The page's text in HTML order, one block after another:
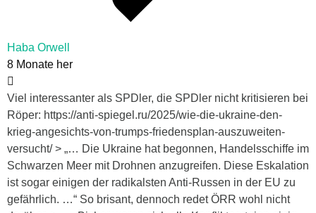
Haba Orwell
8 Monate her
Viel interessanter als SPDler, die SPDler nicht kritisieren bei
Röper: https://anti-spiegel.ru/2025/wie-die-ukraine-den-
krieg-angesichts-von-trumps-friedensplan-auszuweiten-
versucht/ > „… Die Ukraine hat begonnen, Handelsschiffe im
Schwarzen Meer mit Drohnen anzugreifen. Diese Eskalation
ist sogar einigen der radikalsten Anti-Russen in der EU zu
gefährlich. …“ So brisant, dennoch redet ÖRR wohl nicht